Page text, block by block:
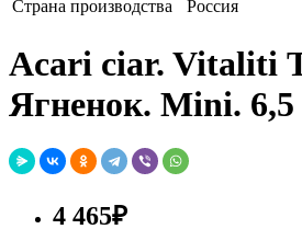
Страна производства
Россия
Acari ciar. Vitaliti
Ягненок. Mini. 6,5
4 465₽